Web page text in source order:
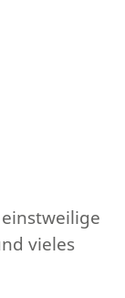
vieles